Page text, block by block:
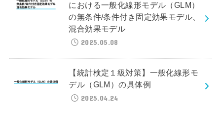
における一般化線形モデル（GLM）
の無条件/条件付き固定効果モデル、
混合効果モデル
2025.05.08
【統計検定１級対策】一般化線形モ
デル（GLM）の具体例
2025.04.24